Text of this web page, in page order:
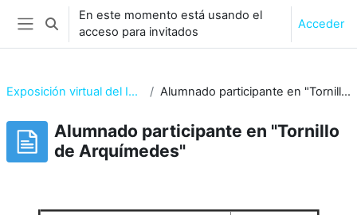
Salta al contenido principal
Panel lateral
Selector de búsqueda de entrada
En este momento está usando el
acceso para invitados
Acceder
Exposición virtual del IES Asta Regia Alumnado participante en "Tornillo de Arquímedes"
Alumnado participante en "Tornillo
de Arquímedes"